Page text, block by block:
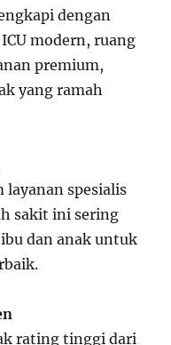
dengan
modern, ruang
premium,
yang ramah
layanan spesialis
sakit ini sering
dan anak untuk
rating tinggi dari